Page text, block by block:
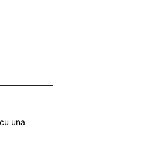
una